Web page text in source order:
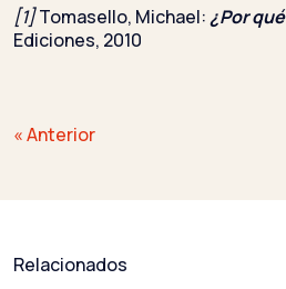
[1]Tomasello, Michael:¿Por
Ediciones, 2010
Navegación
« Anterior
Relacionados